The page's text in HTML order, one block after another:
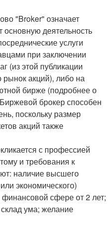
"Broker" означает
основную деятельность
услуги
при заключении
(из этой публикации
акций), либо на
бирже (подробнее о
брокер способен
поскольку размер
акций также
с профессией
и требования к
наличие высшего
экономического)
сфере от 2 лет;
ума; желание